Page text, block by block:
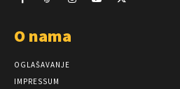
O nama
OGLAŠAVANJE
IMPRESSUM